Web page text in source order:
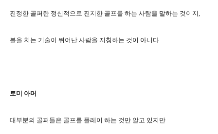
진정한 골퍼란 정신적으로 진지한 골프를 하는 사람을 말하는 것이지,
볼을 치는 기술이 뛰어난 사람을 지칭하는 것이 아니다.
토미 아머
대부분의 골퍼들은 골프를 플레이 하는 것만 알고 있지만